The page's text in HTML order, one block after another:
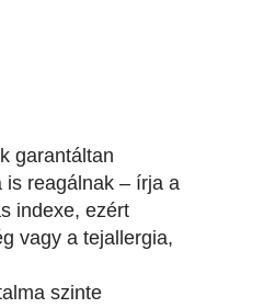
garantáltan
is reagálnak – írja a
indexe, ezért
vagy a tejallergia,
szinte